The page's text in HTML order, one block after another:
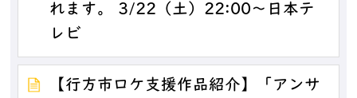
れます。 3/22（土）22:00～日本テ
レビ
【行方市ロケ支援作品紹介】「アンサ